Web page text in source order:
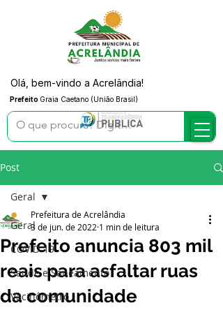
Prefeito Graia Caetano (União Brasil)
Olá, bem-vindo a Acrelândia!
Post
Geral
COVID-19
Saúde e Saneamento
Vacinômetro
Geral
Prefeito anuncia 803 mil
reais para asfaltar ruas
da comunidade
Prefeitura de Acrelândia
3 de jun. de 2022 1 min de leitura